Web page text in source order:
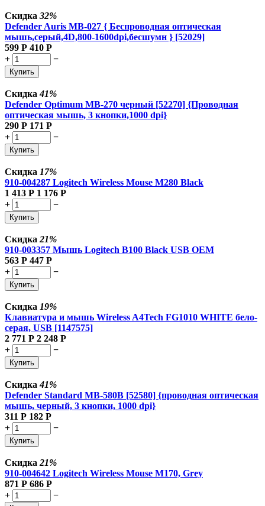
Скидка 32%
Defender Auris MB-027 { Беспроводная оптическая
мышь,серый,4D,800-1600dpi,бесшумн } [52029]
599 Р 410 Р
+
−
Купить
Скидка41%
Defender Optimum MB-270 черный [52270] {Проводная
оптическая мышь, 3 кнопки,1000 dpi}
290 Р 171 Р
+
−
Купить
Скидка 17%
910-004287 Logitech Wireless Mouse M280 Black
1 413 Р 1 176 Р
+
−
Купить
Скидка 21%
910-003357 Мышь Logitech B100 Black USB OEM
563 Р 447 Р
+
−
Купить
Скидка 19%
Клавиатура и мышь Wireless A4Tech FG1010 WHITE бело-
серая, USB [1147575]
2 771 Р 2 248 Р
+
−
Купить
Скидка41%
Defender Standard MB-580B [52580] {проводная оптическая
мышь, черный, 3 кнопки, 1000 dpi}
311 Р 182 Р
+
−
Купить
Скидка 21%
910-004642 Logitech Wireless Mouse M170, Grey
871 Р 686 Р
+
−